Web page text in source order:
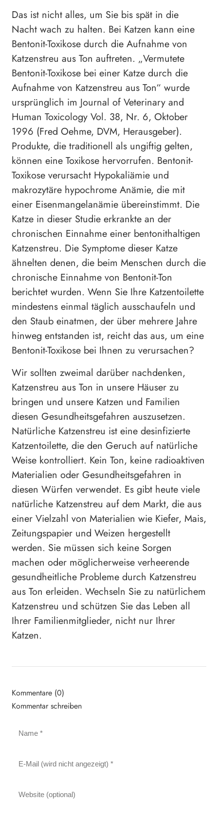
Das ist nicht alles, um Sie bis spät in die
Nacht wach zu halten. Bei Katzen kann eine
Bentonit-Toxikose durch die Aufnahme von
Katzenstreu aus Ton auftreten. „Vermutete
Bentonit-Toxikose bei einer Katze durch die
Aufnahme von Katzenstreu aus Ton“ wurde
ursprünglich im Journal of Veterinary and
Human Toxicology Vol. 38, Nr. 6, Oktober
1996 (Fred Oehme, DVM, Herausgeber).
Produkte, die traditionell als ungiftig gelten,
können eine Toxikose hervorrufen. Bentonit-
Toxikose verursacht Hypokaliämie und
makrozytäre hypochrome Anämie, die mit
einer Eisenmangelanämie übereinstimmt. Die
Katze in dieser Studie erkrankte an der
chronischen Einnahme einer bentonithaltigen
Katzenstreu. Die Symptome dieser Katze
ähnelten denen, die beim Menschen durch die
chronische Einnahme von Bentonit-Ton
berichtet wurden. Wenn Sie Ihre Katzentoilette
mindestens einmal täglich ausschaufeln und
den Staub einatmen, der über mehrere Jahre
hinweg entstanden ist, reicht das aus, um eine
Bentonit-Toxikose bei Ihnen zu verursachen?
Wir sollten zweimal darüber nachdenken,
Katzenstreu aus Ton in unsere Häuser zu
bringen und unsere Katzen und Familien
diesen Gesundheitsgefahren auszusetzen.
Natürliche Katzenstreu ist eine desinfizierte
Katzentoilette, die den Geruch auf natürliche
Weise kontrolliert. Kein Ton, keine radioaktiven
Materialien oder Gesundheitsgefahren in
diesen Würfen verwendet. Es gibt heute viele
natürliche Katzenstreu auf dem Markt, die aus
einer Vielzahl von Materialien wie Kiefer, Mais,
Zeitungspapier und Weizen hergestellt
werden. Sie müssen sich keine Sorgen
machen oder möglicherweise verheerende
gesundheitliche Probleme durch Katzenstreu
aus Ton erleiden. Wechseln Sie zu natürlichem
Katzenstreu und schützen Sie das Leben all
Ihrer Familienmitglieder, nicht nur Ihrer
Katzen.
Kommentare (0)
Kommentar schreiben